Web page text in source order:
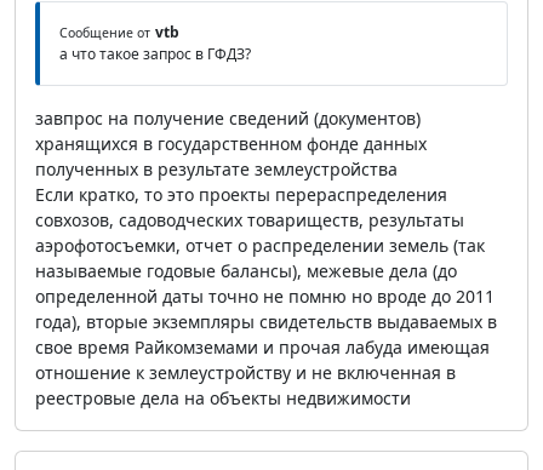
Сообщение от vtb
а что такое запрос в ГФДЗ?
завпрос на получение сведений (документов)
хранящихся в государственном фонде данных
полученных в результате землеустройства
Если кратко, то это проекты перераспределения
совхозов, садоводческих товариществ, результаты
аэрофотосъемки, отчет о распределении земель (так
называемые годовые балансы), межевые дела (до
определенной даты точно не помню но вроде до 2011
года), вторые экземпляры свидетельств выдаваемых в
свое время Райкомземами и прочая лабуда имеющая
отношение к землеустройству и не включенная в
реестровые дела на объекты недвижимости